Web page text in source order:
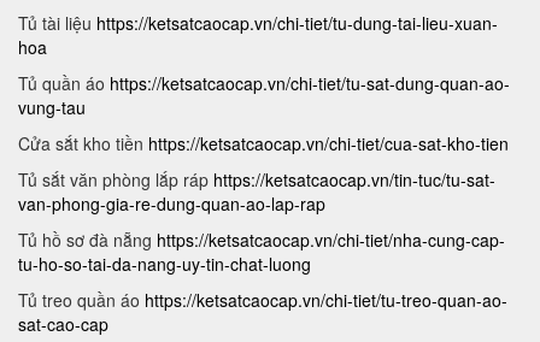
Tủ tài liệu https://ketsatcaocap.vn/chi-tiet/tu-dung-tai-lieu-xuan-
hoa
Tủ quần áo https://ketsatcaocap.vn/chi-tiet/tu-sat-dung-quan-ao-
vung-tau
Cửa sắt kho tiền https://ketsatcaocap.vn/chi-tiet/cua-sat-kho-tien
Tủ sắt văn phòng lắp ráp https://ketsatcaocap.vn/tin-tuc/tu-sat-
van-phong-gia-re-dung-quan-ao-lap-rap
Tủ hồ sơ đà nẵng https://ketsatcaocap.vn/chi-tiet/nha-cung-cap-
tu-ho-so-tai-da-nang-uy-tin-chat-luong
Tủ treo quần áo https://ketsatcaocap.vn/chi-tiet/tu-treo-quan-ao-
sat-cao-cap